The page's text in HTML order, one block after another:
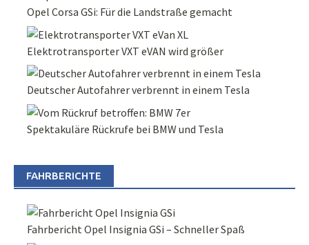
Opel Corsa GSi: Für die Landstraße gemacht
Elektrotransporter VXT eVAN wird größer
Deutscher Autofahrer verbrennt in einem Tesla
Spektakuläre Rückrufe bei BMW und Tesla
FAHRBERICHTE
Fahrbericht Opel Insignia GSi – Schneller Spaß